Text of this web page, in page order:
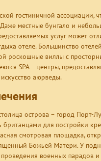
гостиничной ассоциации,
местные бунгало и
услуг может
отеле. Большинство
роскошные виллы с
SPA – центры,
аюрведы.
острова – город Порт-
для постройки
смотровая площадка,
Божьей Матери. У
военных парадов